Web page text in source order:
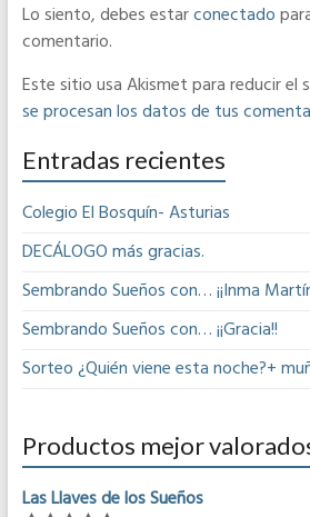
Lo siento, debes estarconectado
comentario.
Este sitio usa Akismet para reducir el
se procesan los datos de tus
Entradas recientes
Colegio El Bosquín- Asturias
DECÁLOGO más gracias.
Sembrando Sueños con… ¡¡Inma
Sembrando Sueños con… ¡¡Gracia!!
Sorteo ¿Quién viene esta noche?+
Productos mejor
Las Llaves de los Sueños